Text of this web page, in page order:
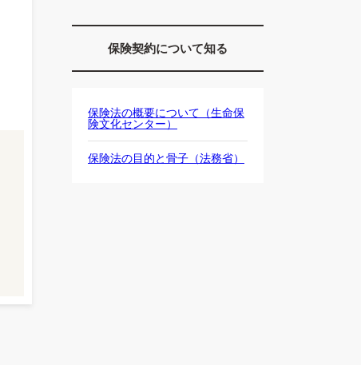
保険契約について知る
保険法の概要について（生命保
険文化センター）
保険法の目的と骨子（法務省）